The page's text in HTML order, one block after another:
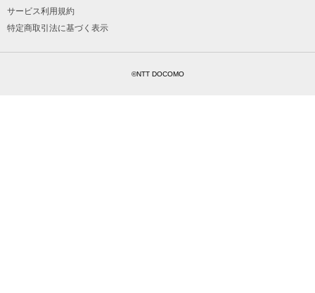
サービス利用規約
特定商取引法に基づく表示
©NTT DOCOMO